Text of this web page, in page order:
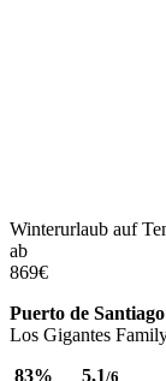
Winterurlaub auf
ab
869€
Puerto de
Los Gigantes
83%
5,1/6